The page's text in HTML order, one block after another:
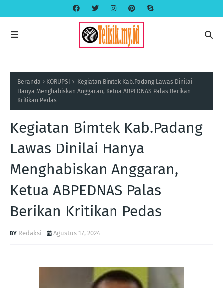
Beranda KORUPSI
Kegiatan Bimtek Kab.Padang Lawas Dinilai
Hanya Menghabiskan Anggaran, Ketua ABPEDNAS Palas Berikan
Kritikan Pedas
Kegiatan Bimtek Kab.Padang
Lawas Dinilai Hanya
Menghabiskan Anggaran,
Ketua ABPEDNAS Palas
Berikan Kritikan Pedas
Redaksi Agustus 17, 2024